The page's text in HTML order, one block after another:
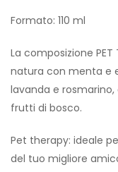
Formato: 110 ml
La composizione PET
natura con menta e
lavanda e
frutti di bosco.
Pet therapy: ideale
del tuo migliore